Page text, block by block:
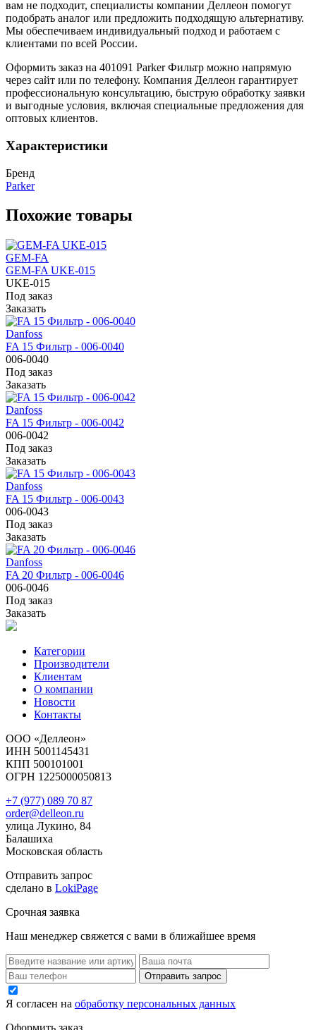
вам не подходит, специалисты компании Деллеон помогут
подобрать аналог или предложить подходящую альтернативу.
Мы обеспечиваем индивидуальный подход и работаем с
клиентами по всей России.
Оформить заказ на 401091 Parker Фильтр можно напрямую
через сайт или по телефону. Компания Деллеон гарантирует
профессиональную консультацию, быструю обработку заявки
и выгодные условия, включая специальные предложения для
оптовых клиентов.
Характеристики
Бренд
Parker
Похожие товары
GEM-FA
GEM-FA UKE-015
UKE-015
Под заказ
Заказать
Danfoss
FA 15 Фильтр - 006-0040
006-0040
Под заказ
Заказать
Danfoss
FA 15 Фильтр - 006-0042
006-0042
Под заказ
Заказать
Danfoss
FA 15 Фильтр - 006-0043
006-0043
Под заказ
Заказать
Danfoss
FA 20 Фильтр - 006-0046
006-0046
Под заказ
Заказать
Категории
Производители
Клиентам
О компании
Новости
Контакты
ООО «Деллеон»
ИНН 5001145431
КПП 500101001
ОГРН 1225000050813
+7 (977) 089 70 87
order@delleon.ru
улица Лукино, 84
Балашиха
Московская область
Отправить запрос
сделано в LokiPage
Срочная заявка
Наш менеджер свяжется с вами в ближайшее время
Я согласен на обработку персональных данных